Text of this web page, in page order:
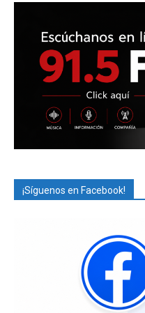
¡Síguenos en Facebook!